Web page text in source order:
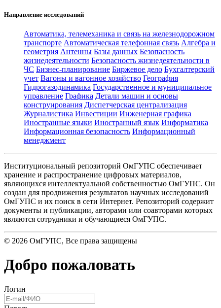
Направление исследований
Автоматика, телемеханика и связь на железнодорожном
транспорте Автоматическая телефонная связь Алгебра и
геометрия Антенны Базы данных Безопасность
жизнедеятельности Безопасность жизнедеятельности в
ЧС Бизнес-планирование Биржевое дело Бухгалтерский
учет Вагоны и вагонное хозяйство География
Гидрогазодинамика Государственное и муниципальное
управление Графика Детали машин и основы
конструирования Диспетчерская централизация
Журналистика Инвестиции Инженерная графика
Иностранные языки Иностранный язык Информатика
Информационная безопасность Информационный
менеджмент
Институциональный репозиторий ОмГУПС обеспечивает
хранение и распространение цифровых материалов,
являющихся интеллектуальной собственностью ОмГУПС. Он
создан для продвижения результатов научных исследований
ОмГУПС и их поиск в сети Интернет. Репозиторий содержит
документы и публикации, авторами или соавторами которых
являются сотрудники и обучающиеся ОмГУПС.
© 2026 ОмГУПС, Все права защищены
Добро пожаловать
Логин